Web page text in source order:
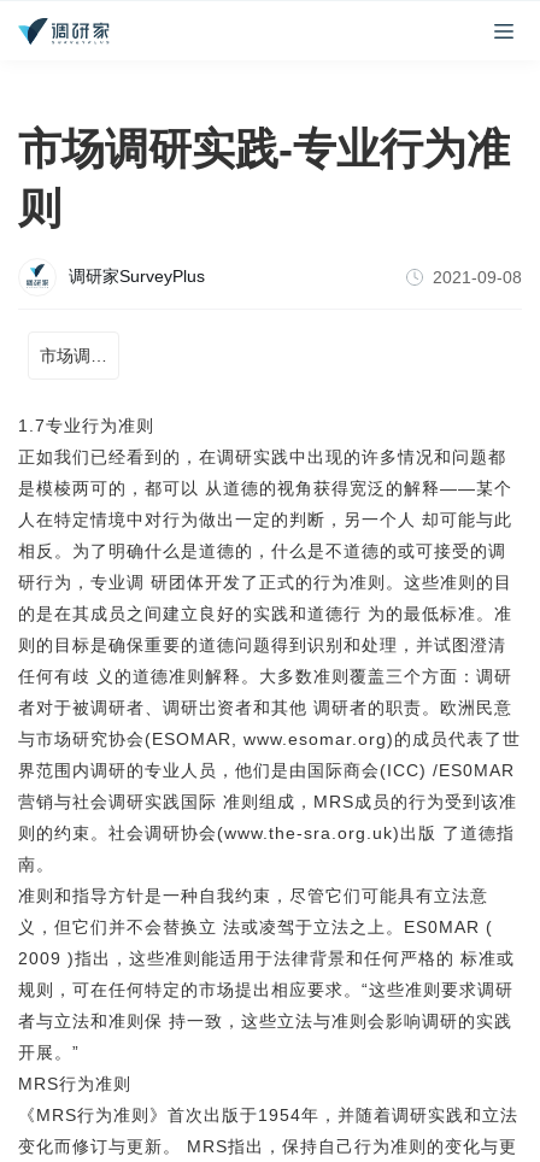
市场调研实践-专业行为准
则
调研家SurveyPlus 2021-09-08
1.7专业行为准则
正如我们已经看到的，在调研实践中出现的许多情况和问题都
是模棱两可的，都可以 从道德的视角获得宽泛的解释——某个
人在特定情境中对行为做出一定的判断，另一个人 却可能与此
相反。为了明确什么是道德的，什么是不道德的或可接受的调
研行为，专业调 研团体开发了正式的行为准则。这些准则的目
的是在其成员之间建立良好的实践和道德行 为的最低标准。准
则的目标是确保重要的道德问题得到识别和处理，并试图澄清
任何有歧 义的道德准则解释。大多数准则覆盖三个方面：调研
者对于被调研者、调研岀资者和其他 调研者的职责。欧洲民意
与市场研究协会(ESOMAR, www.esomar.org)的成员代表了世
界范围内调研的专业人员，他们是由国际商会(ICC) /ES0MAR
营销与社会调研实践国际 准则组成，MRS成员的行为受到该准
则的约束。社会调研协会(www.the-sra.org.uk)出版 了道德指
南。
准则和指导方针是一种自我约束，尽管它们可能具有立法意
义，但它们并不会替换立 法或凌驾于立法之上。ES0MAR (
2009 )指出，这些准则能适用于法律背景和任何严格的 标准或
规则，可在任何特定的市场提出相应要求。“这些准则要求调研
者与立法和准则保 持一致，这些立法与准则会影响调研的实践
开展。”
MRS行为准则
《MRS行为准则》首次出版于1954年，并随着调研实践和立法
变化而修订与更新。 MRS指出，保持自己行为准则的变化与更